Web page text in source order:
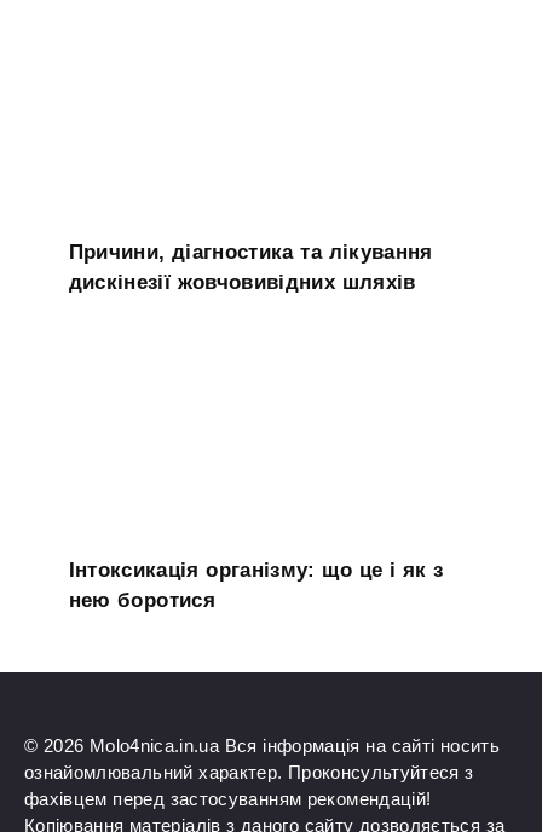
Причини, діагностика та лікування
дискінезії жовчовивідних шляхів
Інтоксикація організму: що це і як з
нею боротися
© 2026 Molo4nica.in.ua Вся інформація на сайті носить
ознайомлювальний характер. Проконсультуйтеся з
фахівцем перед застосуванням рекомендацій!
Копіювання матеріалів з даного сайту дозволяється за